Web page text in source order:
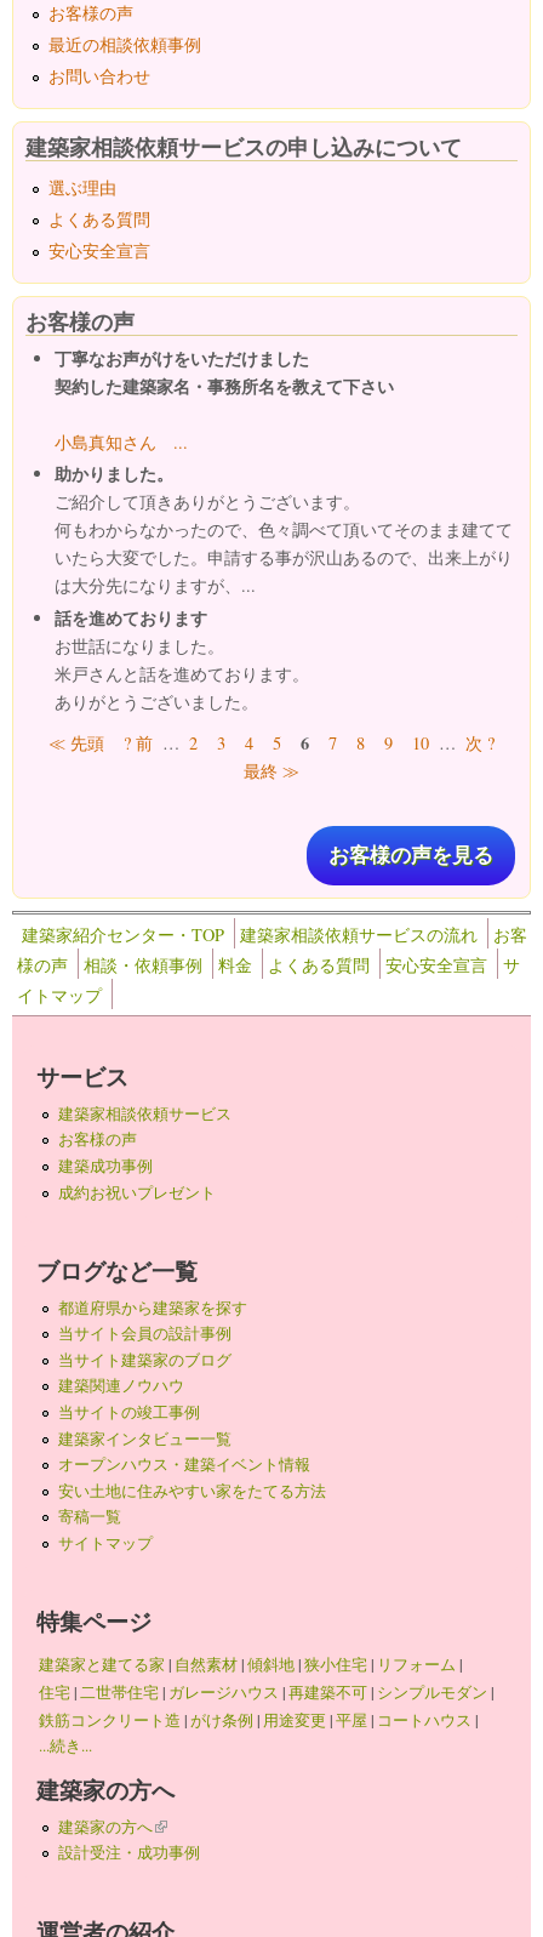
お客様の声
最近の相談依頼事例
お問い合わせ
建築家相談依頼サービスの申し込みについて
選ぶ理由
よくある質問
安心安全宣言
お客様の声
丁寧なお声がけをいただけました
契約した建築家名・事務所名を教えて下さい
小島真知さん ...
助かりました。
ご紹介して頂きありがとうございます。
何もわからなかったので、色々調べて頂いてそのまま建てて
いたら大変でした。申請する事が沢山あるので、出来上がり
は大分先になりますが、...
話を進めております
お世話になりました。
米戸さんと話を進めております。
ありがとうございました。
ページ
≪ 先頭 ? 前 … 2 3 4 5 6 7 8 9 10 … 次 ?
最終 ≫
お客様の声を見る
建築家紹介センター・TOP 建築家相談依頼サービスの流れ
お客
様の声
相談・依頼事例 料金 よくある質問 安心安全宣言
サ
イトマップ
サービス
建築家相談依頼サービス
お客様の声
建築成功事例
成約お祝いプレゼント
ブログなど一覧
都道府県から建築家を探す
当サイト会員の設計事例
当サイト建築家のブログ
建築関連ノウハウ
当サイトの竣工事例
建築家インタビュー一覧
オープンハウス・建築イベント情報
安い土地に住みやすい家をたてる方法
寄稿一覧
サイトマップ
特集ページ
建築家と建てる家 | 自然素材|傾斜地|狭小住宅| リフォーム |
住宅|二世帯住宅| ガレージハウス |再建築不可| シンプルモダン |
鉄筋コンクリート造 |がけ条例 | 用途変更 |平屋 | コートハウス |
...続き...
建築家の方へ
建築家の方へ(link is external)
設計受注・成功事例